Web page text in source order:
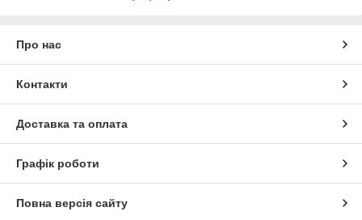
Про нас
Контакти
Доставка та оплата
Графік роботи
Повна версія сайту